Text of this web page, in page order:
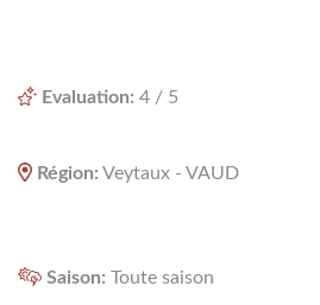
Evaluation: 4 / 5
Région: Veytaux - VAUD
Saison: Toute saison